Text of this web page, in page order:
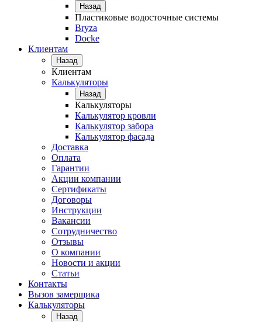
Назад
Пластиковые водосточные системы
Bryza
Docke
Клиентам
Назад
Клиентам
Калькуляторы
Назад
Калькуляторы
Калькулятор кровли
Калькулятор забора
Калькулятор фасада
Доставка
Оплата
Гарантии
Акции компании
Сертификаты
Договоры
Инструкции
Вакансии
Сотрудничество
Отзывы
О компании
Новости и акции
Статьи
Контакты
Вызов замерщика
Калькуляторы
Назад